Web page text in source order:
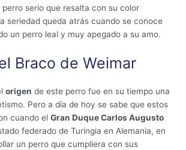
serio que resalta con su color
seriedad queda atrás cuando se conoce
un perro leal y muy apegado a su amo.
Braco de Weimar
origen de este perro fue en su tiempo una
Pero a día de hoy se sabe que estos
cuando elGran Duque Carlos Augusto
federado de Turingia en Alemania, en
un perro que cumpliera con sus